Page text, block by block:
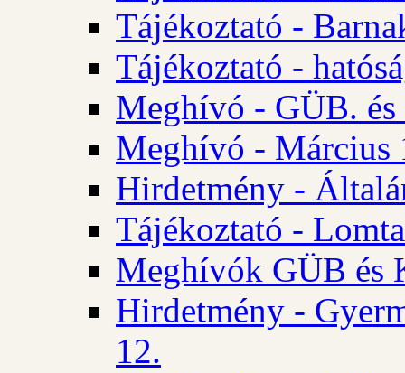
Tájékoztató -
Tájékoztató -
Meghívó - GÜB.
Meghívó - Március
Hirdetmény -
Tájékoztató -
Meghívók GÜB és
Hirdetmény -
12.